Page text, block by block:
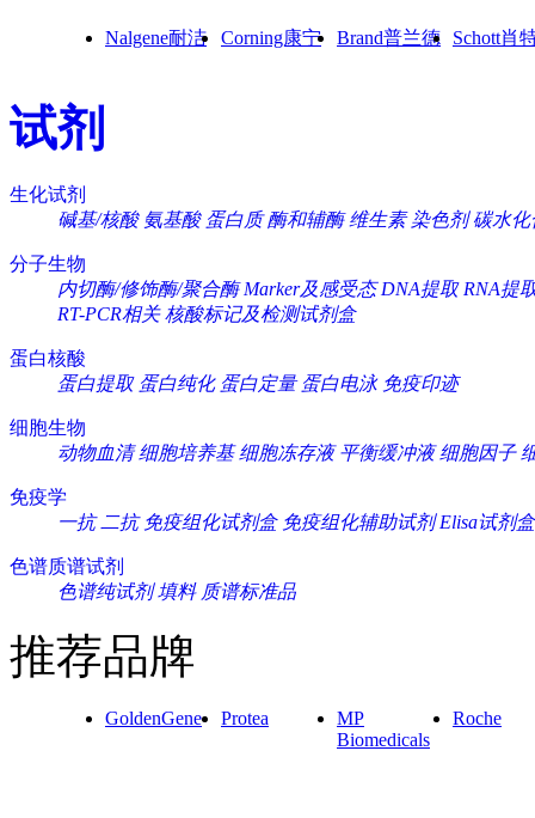
Nalgene耐洁 Corning康宁 Brand普兰德 Schott肖
试剂
生化试剂
碱基/核酸 氨基酸 蛋白质 酶和辅酶 维生素 染色剂 碳水化
分子生物
内切酶/修饰酶/聚合酶 Marker及感受态 DNA提取 RNA提
RT-PCR相关 核酸标记及检测试剂盒
蛋白核酸
蛋白提取 蛋白纯化 蛋白定量 蛋白电泳 免疫印迹
细胞生物
动物血清 细胞培养基 细胞冻存液 平衡缓冲液 细胞因子
免疫学
一抗 二抗 免疫组化试剂盒 免疫组化辅助试剂 Elisa试剂盒
色谱质谱试剂
色谱纯试剂 填料 质谱标准品
推荐品牌
GoldenGene Protea
MP
Biomedicals
Roche